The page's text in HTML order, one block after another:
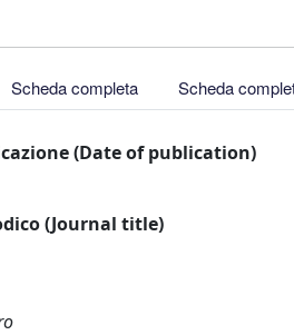
Scheda completa Scheda
(Date of publication)
(Journal title)